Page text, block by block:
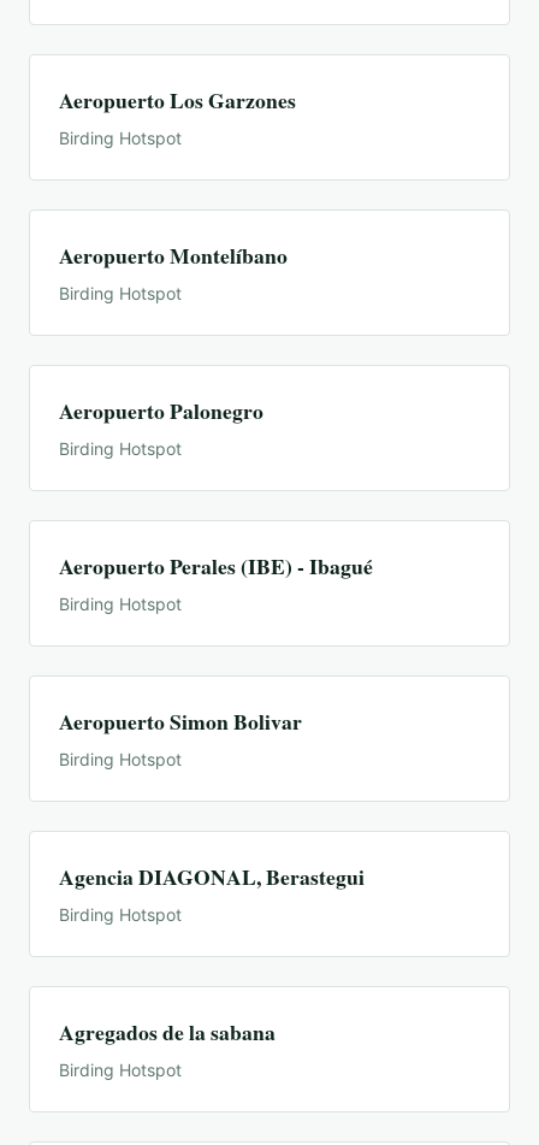
Aeropuerto Los Garzones
Birding Hotspot
Aeropuerto Montelíbano
Birding Hotspot
Aeropuerto Palonegro
Birding Hotspot
Aeropuerto Perales (IBE) - Ibagué
Birding Hotspot
Aeropuerto Simon Bolivar
Birding Hotspot
Agencia DIAGONAL, Berastegui
Birding Hotspot
Agregados de la sabana
Birding Hotspot